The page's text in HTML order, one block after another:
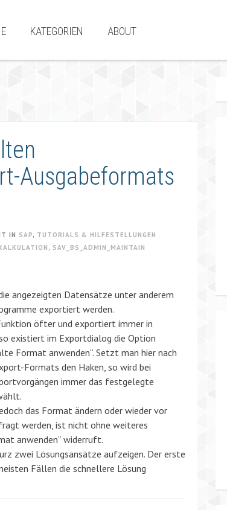
KATEGORIEN ABOUT
Ausgabeformats
IN SAP, TUTORIALS & HILFESTELLUNGEN
, SAV_BS_ADMIN_MAINTAIN
angezeigten Datensätze unter anderem
exportiert werden.
öfter und exportiert immer in
existiert im Exportdialog die Option
Format anwenden“. Setzt man hier nach
Formats den Haken, so wird bei
immer das festgelegte
das Format ändern oder wieder vor
werden, ist nicht ohne weiteres
anwenden“ widerruft.
zwei Lösungsansätze aufzeigen. Der erste
Fällen die schnellere Lösung